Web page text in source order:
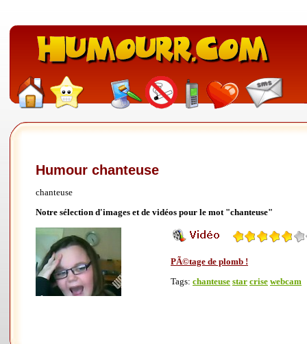
Humour chanteuse
chanteuse
Notre sélection d'images et de vidéos pour le mot "chanteuse"
PÃ©tage de plomb !
Tags: chanteuse star crise webcam